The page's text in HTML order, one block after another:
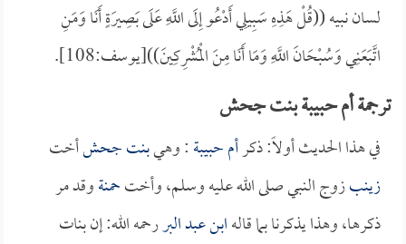
لسان نبيه ((قُلْ هَذِهِ سَبِيلِي أَدْعُو إِلَى اللَّهِ عَلَى بَصِيرَةٍ أَنَا وَمَنِ
اتَّبَعَنِي وَسُبْحَانَ اللَّهِ وَمَا أَنَا مِنَ الْمُشْرِكِينَ))[يوسف:108].
ترجمة أم حبيبة بنت جحش
في هذا الحديث أولاً: ذكرأم حبيبة: وهيبنت جحشأخت
زينبزوج النبي صلى الله عليه وسلم، وأختحمنةوقد مر
ذكرها، وهذا يذكرنا بما قالهابن عبد البررحمه الله: إن بنات